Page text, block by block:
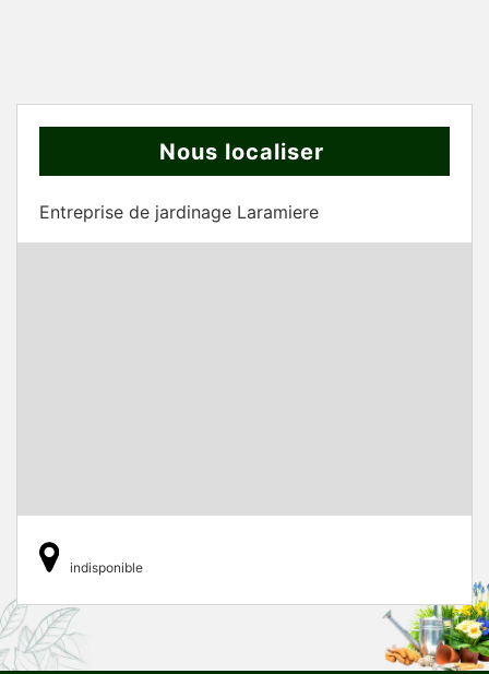
Nous localiser
Entreprise de jardinage Laramiere
indisponible